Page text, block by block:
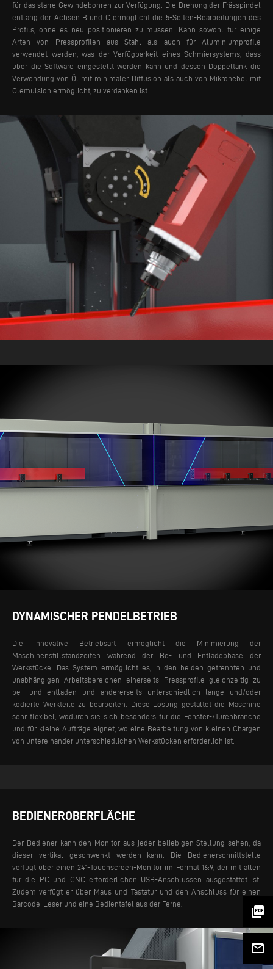
picture_as_pdf
mail_outline
für das starre Gewindebohren zur Verfügung. Die Drehung der Frässpindel
entlang der Achsen B und C ermöglicht die 5-Seiten-Bearbeitungen des
Profils, ohne es neu positionieren zu müssen.
Kann sowohl für einige
Arten von Pressprofilen aus Stahl als auch für Aluminiumprofile
verwendet werden, was der Verfügbarkeit eines Schmiersystems, dass
über die Software eingestellt werden kann und dessen Doppeltank die
Verwendung von Öl mit minimaler Diffusion als auch von Mikronebel mit
Ölemulsion ermöglicht, zu verdanken ist.
DYNAMISCHER PENDELBETRIEB
Die innovative Betriebsart ermöglicht die Minimierung der
Maschinenstillstandzeiten während der Be- und Entladephase der
Werkstücke. Das System ermöglicht es, in den beiden getrennten und
unabhängigen Arbeitsbereichen einerseits Pressprofile gleichzeitig zu
be- und entladen und andererseits unterschiedlich lange und/oder
kodierte Werkteile zu bearbeiten.
Diese Lösung gestaltet die Maschine
sehr flexibel, wodurch sie sich besonders für die Fenster-/Türenbranche
und für kleine Aufträge eignet, wo eine Bearbeitung von kleinen Chargen
von untereinander unterschiedlichen Werkstücken erforderlich ist.
BEDIENEROBERFLÄCHE
Der Bediener kann den Monitor aus jeder beliebigen Stellung sehen, da
dieser vertikal geschwenkt werden kann. Die Bedienerschnittstelle
verfügt über einen 24”-Touchscreen-Monitor im Format 16:9, der mit allen
für die PC und CNC erforderlichen USB-Anschlüssen ausgestattet ist.
Zudem verfügt er über Maus und Tastatur und den Anschluss für einen
Barcode-Leser und eine Bedientafel aus der Ferne.